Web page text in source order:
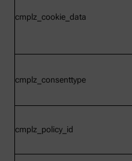
cmplz_cookie_data
cmplz_consenttype
cmplz_policy_id